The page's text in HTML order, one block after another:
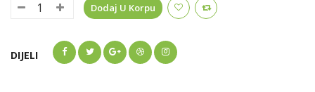
Dodaj U Korpu
DIJELI